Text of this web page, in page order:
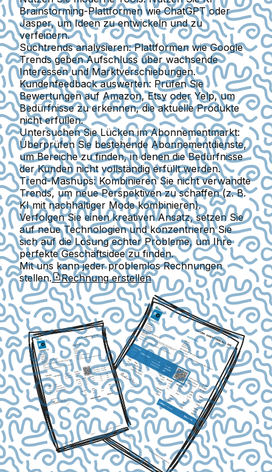
Brainstorming-Plattformen wie ChatGPT oder
Jasper, um Ideen zu entwickeln und zu
verfeinern.
Suchtrends analysieren:Plattformen wie Google
Trends geben Aufschluss über wachsende
Interessen und Marktverschiebungen.
Kundenfeedback auswerten: Prüfen Sie
Bewertungen auf Amazon, Etsy oder Yelp, um
Bedürfnisse zu erkennen, die aktuelle Produkte
nicht erfüllen.
Untersuchen Sie Lücken im Abonnementmarkt:
Überprüfen Sie bestehende Abonnementdienste,
um Bereiche zu finden, in denen die Bedürfnisse
der Kunden nicht vollständig erfüllt werden.
Trend-Mashups:Kombinieren Sie nicht verwandte
Trends, um neue Perspektiven zu schaffen (z. B.
KI mit nachhaltiger Mode kombinieren).
Verfolgen Sie einen kreativen Ansatz, setzen Sie
auf neue Technologien und konzentrieren Sie
sich auf die Lösung echter Probleme, um Ihre
perfekte Geschäftsidee zu finden.
Mit uns kann jeder problemlos Rechnungen
stellen.
Rechnung erstellen